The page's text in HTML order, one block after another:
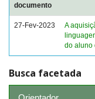
documento
27-Fev-2023
A
do aluno
Busca facetada